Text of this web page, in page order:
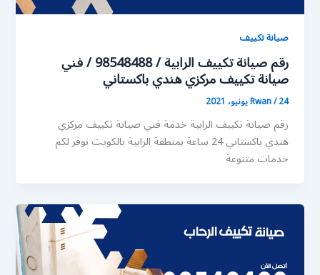
صيانة تكييف
رقم صيانة تكييف الرابية / 98548488 / فني
صيانة تكييف مركزي هندي باكستاني
Rwan/24 يونيو، 2021
رقم صيانة تكييف الرابية خدمة فني صيانة تكييف مركزي
هندي باكستاني 24 ساعة بمنطقة الرابية بالكويت نوفر لكم
خدمات متنوعة